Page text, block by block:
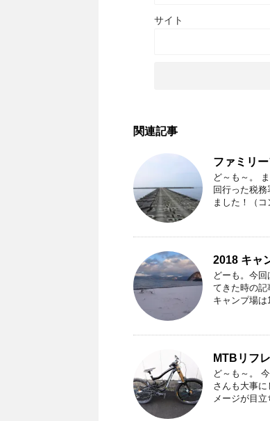
サイト
関連記事
ファミリ
ど～も～。
回行った税
ました！（
2018 キャ
どーも。今
てきた時の
キャンプ場
MTBリフ
ど～も～。
さんも大事
メージが目